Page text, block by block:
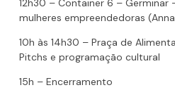
mulheres empreendedoras
10h às 14h30 – Praça de
Pitchs e programação cultural
15h – Encerramento